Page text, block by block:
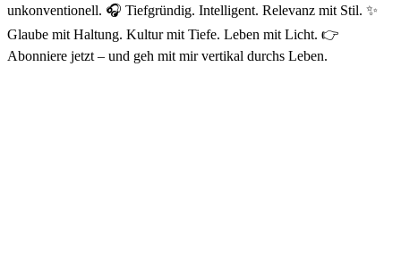
unkonventionell. 🎧 Tiefgründig. Intelligent. Relevanz mit Stil. ✨
Glaube mit Haltung. Kultur mit Tiefe. Leben mit Licht. 👉
Abonniere jetzt – und geh mit mir vertikal durchs Leben.